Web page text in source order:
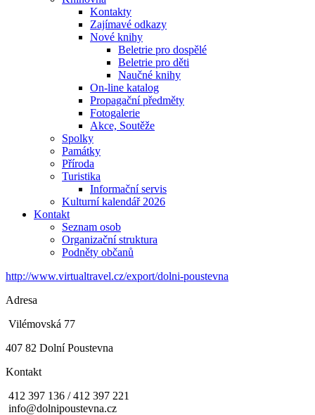
Kontakty
Zajímavé odkazy
Nové knihy
Beletrie pro dospělé
Beletrie pro děti
Naučné knihy
On-line katalog
Propagační předměty
Fotogalerie
Akce, Soutěže
Spolky
Památky
Příroda
Turistika
Informační servis
Kulturní kalendář 2026
Kontakt
Seznam osob
Organizační struktura
Podněty občanů
http://www.virtualtravel.cz/export/dolni-poustevna
Adresa
Vilémovská 77
407 82 Dolní Poustevna
Kontakt
412 397 136 / 412 397 221
info@dolnipoustevna.cz